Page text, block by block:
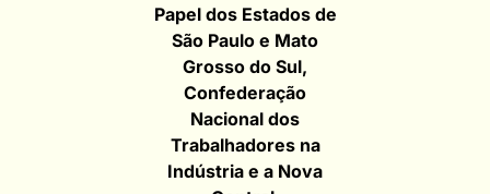
Papel dos Estados de
São Paulo e Mato
Grosso do Sul,
Confederação
Nacional dos
Trabalhadores na
Indústria e a Nova